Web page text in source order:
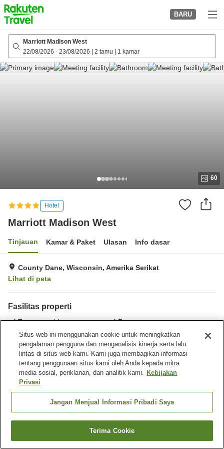
to
top
page
BARU
Marriott Madison West
22/08/2026 - 23/08/2026 2 tamu 1 kamar
60
Hotel
Marriott Madison West
Tinjauan Kamar & Paket Ulasan Info dasar
County Dane, Wisconsin, Amerika Serikat
Lihat di peta
Fasilitas properti
Tempat parkir
Restoran
Bar
Benar-benar bebas rokok
Beranda Amerika Serikat Wisconsin
County Dane
Marriott Madison West
Cari kamar
Situs web ini menggunakan cookie untuk meningkatkan
pengalaman pengguna dan menganalisis kinerja serta lalu
lintas di situs web kami. Kami juga membagikan informasi
tentang penggunaan situs kami oleh Anda kepada mitra
media sosial, periklanan, dan analitik kami. Kebijakan
Privasi
Jangan Menjual Informasi Pribadi Saya
Terima Cookie